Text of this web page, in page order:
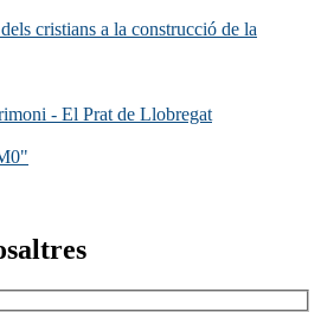
cristians a la construcció de la
- El Prat de Llobregat